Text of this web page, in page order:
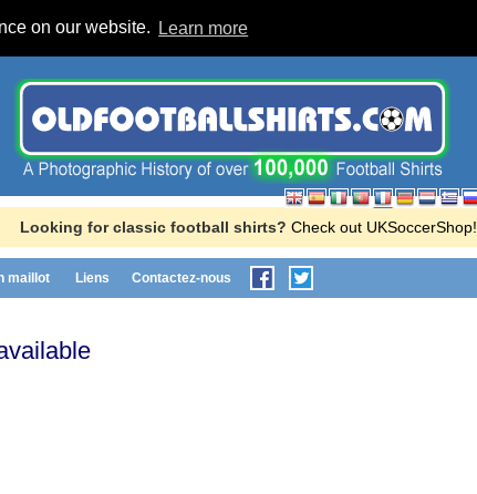
on our website. Learn more
Looking for classic football shirts? Check out UKSoccerShop!
maillot Liens Contactez-nous